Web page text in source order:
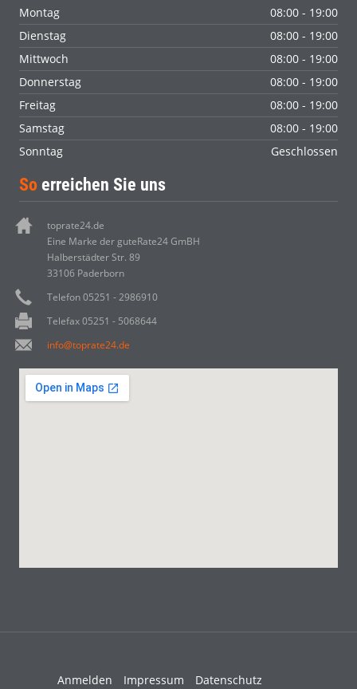
Montag
08:00 - 19:00
Dienstag
08:00 - 19:00
Mittwoch
08:00 - 19:00
Donnerstag
08:00 - 19:00
Freitag
08:00 - 19:00
Samstag
08:00 - 19:00
Sonntag
Geschlossen
So erreichen Sie uns
toprate24.de
Eine Marke der guteRate24 GmBH
Halberstädter Str. 89
33106 Paderborn
Telefon 05251 - 2986910
Telefax 05251 - 5068644
info@toprate24.de
Anmelden Impressum Datenschutz